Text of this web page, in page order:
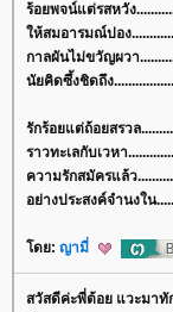
ร้อยพจน์แต่รสหวัง
ห้สมอารมณ์ปอง
กาลผันไม่ขวัญผวา
นัยคิดซึ้งชิดถึง
รักร้อยแต่ถ้อยสรวล
ราวทะเลกับเวหา
ความรักสมัครแล้ว
อย่างประสงค์จำนงใน
ดย: ญามี่
สวัสดีค่ะพี่ต้อย แวะมา